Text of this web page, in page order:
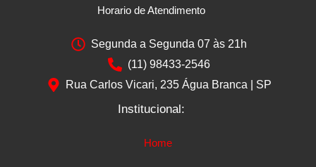
Horario de Atendimento
Segunda a Segunda 07 às 21h
(11) 98433-2546
Rua Carlos Vicari, 235 Água Branca | SP
Institucional:
Home